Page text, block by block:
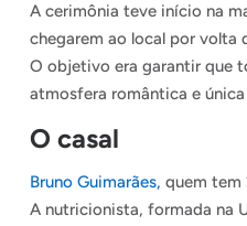
A cerimônia teve início na
chegarem ao local por volta
O objetivo era garantir que
atmosfera romântica e
O casal
Bruno Guimarães, quem tem
A nutricionista, formada na